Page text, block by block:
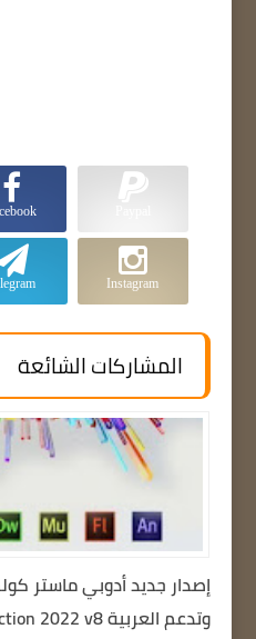
Instagram
المشاركات الشائعة
إصدار جديد أدوبي ماستر
وتدعم العربية Adobe Master Collection 2022 v8